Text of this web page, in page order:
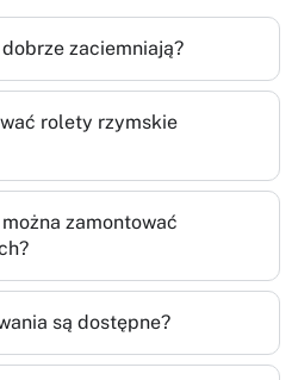
zaciemniają?
rolety rzymskie
zamontować
są dostępne?